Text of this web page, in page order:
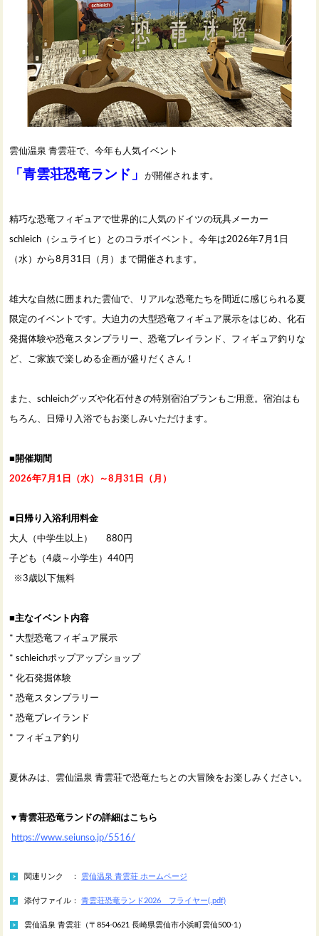
雲仙温泉 青雲荘で、今年も人気イベント
「青雲荘恐竜ランド」が開催されます。
精巧な恐竜フィギュアで世界的に人気のドイツの玩具メーカー
schleich（シュライヒ）とのコラボイベント。今年は2026年7月1日
（水）から8月31日（月）まで開催されます。
雄大な自然に囲まれた雲仙で、リアルな恐竜たちを間近に感じられる夏
限定のイベントです。大迫力の大型恐竜フィギュア展示をはじめ、化石
発掘体験や恐竜スタンプラリー、恐竜プレイランド、フィギュア釣りな
ど、ご家族で楽しめる企画が盛りだくさん！
また、schleichグッズや化石付きの特別宿泊プランもご用意。宿泊はも
ちろん、日帰り入浴でもお楽しみいただけます。
■開催期間
2026年7月1日（水）～8月31日（月）
■日帰り入浴利用料金
大人（中学生以上） 880円
子ども（4歳～小学生）440円
※3歳以下無料
■主なイベント内容
* 大型恐竜フィギュア展示
* schleichポップアップショップ
* 化石発掘体験
* 恐竜スタンプラリー
* 恐竜プレイランド
* フィギュア釣り
夏休みは、雲仙温泉 青雲荘で恐竜たちとの大冒険をお楽しみください。
▼青雲荘恐竜ランドの詳細はこちら
https://www.seiunso.jp/5516/
関連リンク ： 雲仙温泉 青雲荘 ホームページ
添付ファイル： 青雲荘恐竜ランド2026 フライヤー(.pdf)
雲仙温泉 青雲荘（〒854-0621 長崎県雲仙市小浜町雲仙500-1）